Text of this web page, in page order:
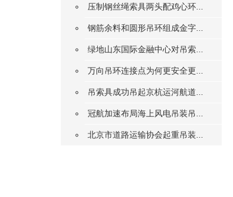
压制钢丝绳索具两头配鸡心环...
钢筋余料和圆形吊环组成金字...
绿地山东国际金融中心对吊索...
万向吊环连接点为何更安全更...
吊索具成功吊起京杭运河航道...
冠航加速布局海上风电吊装吊...
北京市道路运输协会起重吊装...